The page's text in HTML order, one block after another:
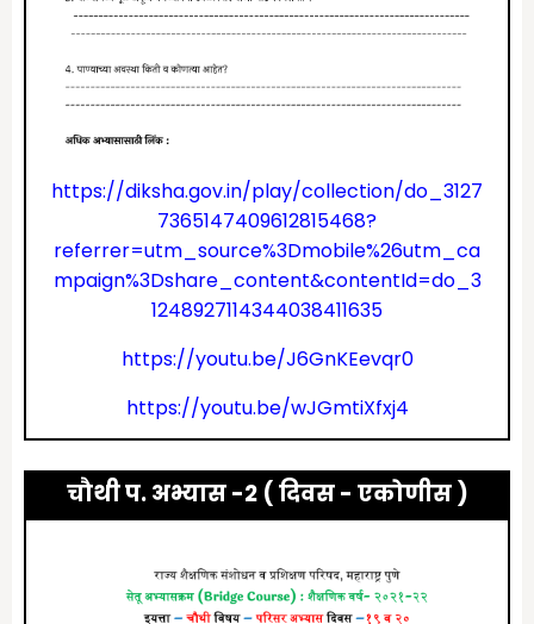
https://diksha.gov.in/play/collection/do_3127
7365147409612815468?
referrer=utm_source%3Dmobile%26utm_ca
mpaign%3Dshare_content&contentId=do_3
1248927114344038411635
https://youtu.be/J6GnKEevqr0
https://youtu.be/wJGmtiXfxj4
चौथी प. अभ्यास -2 ( दिवस - एकोणीस)